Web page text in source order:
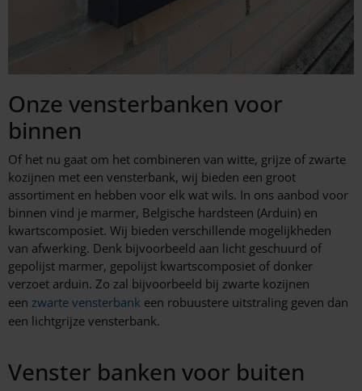
Onze vensterbanken voor
binnen
Of het nu gaat om het combineren van witte, grijze of zwarte
kozijnen met een vensterbank, wij bieden een groot
assortiment en hebben voor elk wat wils. In ons aanbod voor
binnen vind je marmer, Belgische hardsteen (Arduin) en
kwartscomposiet. Wij bieden verschillende mogelijkheden
van afwerking. Denk bijvoorbeeld aan licht geschuurd of
gepolijst marmer, gepolijst kwartscomposiet of donker
verzoet arduin. Zo zal bijvoorbeeld bij zwarte kozijnen
een zwarte vensterbank een robuustere uitstraling geven dan
een lichtgrijze vensterbank.
Venster banken voor buiten